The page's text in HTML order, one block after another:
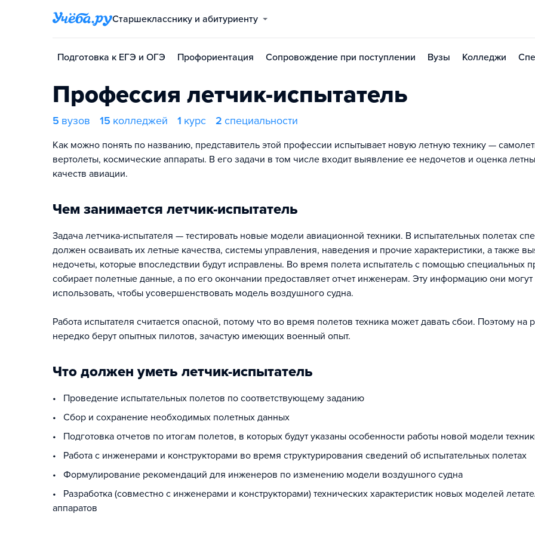
Старшекласснику и абитуриенту
Подготовка к ЕГЭ и ОГЭ Профориентация Сопровождение при поступлении Вузы Колледжи
Профессия летчик-испытатель
5 вузов 15 колледжей 1 курс 2 специальности
Как можно понять по названию, представитель этой профессии испытывает новую летную технику —
вертолеты, космические аппараты. В его задачи в том числе входит выявление ее недочетов и оценка
качеств авиации.
Чем занимается летчик-испытатель
Задача летчика-испытателя — тестировать новые модели авиационной техники. В испытательных полетах
должен осваивать их летные качества, системы управления, наведения и прочие характеристики, а также
недочеты, которые впоследствии будут исправлены. Во время полета испытатель с помощью специальных
собирает полетные данные, а по его окончании предоставляет отчет инженерам. Эту информацию они могут
использовать, чтобы усовершенствовать модель воздушного судна.
Работа испытателя считается опасной, потому что во время полетов техника может давать сбои. Поэтому на
нередко берут опытных пилотов, зачастую имеющих военный опыт.
Что должен уметь летчик-испытатель
• Проведение испытательных полетов по соответствующему заданию
• Сбор и сохранение необходимых полетных данных
• Подготовка отчетов по итогам полетов, в которых будут указаны особенности работы новой модели
• Работа с инженерами и конструкторами во время структурирования сведений об испытательных полетах
• Формулирование рекомендаций для инженеров по изменению модели воздушного судна
• Разработка (совместно с инженерами и конструкторами) технических характеристик новых моделей
аппаратов